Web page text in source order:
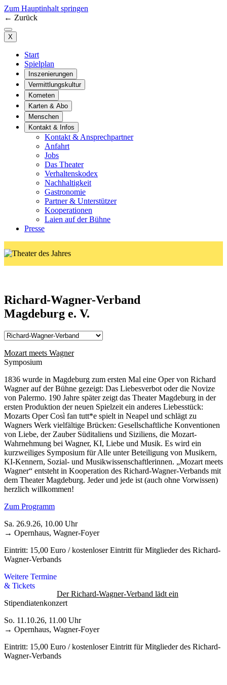
Zum Hauptinhalt springen
← Zurück
X
Start
Spielplan
Inszenierungen
Vermittlungskultur
Kometen
Karten & Abo
Menschen
Kontakt & Infos
Kontakt & Ansprechpartner
Anfahrt
Jobs
Das Theater
Verhaltenskodex
Nachhaltigkeit
Gastronomie
Partner & Unterstützer
Kooperationen
Laien auf der Bühne
Presse
Richard-Wagner-Verband
Magdeburg e. V.
Mozart meets Wagner
Symposium
1836 wurde in Magdeburg zum ersten Mal eine Oper von Richard
Wagner auf der Bühne gezeigt: Das Liebesverbot oder die Novize
von Palermo. 190 Jahre später zeigt das Theater Magdeburg in der
ersten Produktion der neuen Spielzeit ein anderes Liebesstück:
Mozarts Oper Così fan tutt*e spielt in Neapel und schlägt zu
Wagners Werk vielfältige Brücken: Gesellschaftliche Konventionen
von Liebe, der Zauber Süditaliens und Siziliens, die Mozart-
Wahrnehmung bei Wagner, KI, Liebe und Musik. Es wird ein
kurzweiliges Symposium für Alle unter Beteiligung von Musikern,
KI-Kennern, Sozial- und Musikwissenschaftlerinnen. „Mozart meets
Wagner“ entsteht in Kooperation des Richard-Wagner-Verbands mit
dem Theater Magdeburg. Jeder und jede ist (auch ohne Vorwissen)
herzlich willkommen!
Zum Programm
Sa. 26.9.26, 10.00 Uhr
→ Opernhaus, Wagner-Foyer
Eintritt: 15,00 Euro / kostenloser Eintritt für Mitglieder des Richard-
Wagner-Verbands
Weitere Termine
& Tickets
Der Richard-Wagner-Verband lädt ein
Stipendiatenkonzert
So. 11.10.26, 11.00 Uhr
→ Opernhaus, Wagner-Foyer
Eintritt: 15,00 Euro / kostenloser Eintritt für Mitglieder des Richard-
Wagner-Verbands